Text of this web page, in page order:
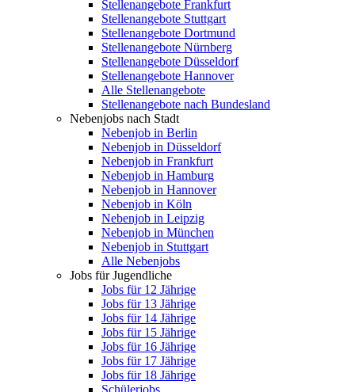
Stellenangebote Frankfurt
Stellenangebote Stuttgart
Stellenangebote Dortmund
Stellenangebote Nürnberg
Stellenangebote Düsseldorf
Stellenangebote Hannover
Alle Stellenangebote
Stellenangebote nach Bundesland
Nebenjobs nach Stadt
Nebenjob in Berlin
Nebenjob in Düsseldorf
Nebenjob in Frankfurt
Nebenjob in Hamburg
Nebenjob in Hannover
Nebenjob in Köln
Nebenjob in Leipzig
Nebenjob in München
Nebenjob in Stuttgart
Alle Nebenjobs
Jobs für Jugendliche
Jobs für 12 Jährige
Jobs für 13 Jährige
Jobs für 14 Jährige
Jobs für 15 Jährige
Jobs für 16 Jährige
Jobs für 17 Jährige
Jobs für 18 Jährige
Schülerjobs